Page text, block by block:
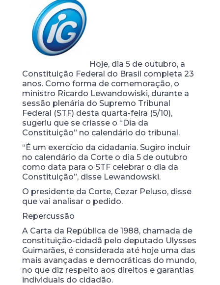
Hoje, dia 5 de outubro, a
Constituição Federal do Brasil completa 23
anos. Como forma de comemoração, o
ministro Ricardo Lewandowiski, durante a
sessão plenária do Supremo Tribunal
Federal (STF) desta quarta-feira (5/10),
sugeriu que se criasse o “Dia da
Constituição” no calendário do tribunal.
“É um exercício da cidadania. Sugiro incluir
no calendário da Corte o dia 5 de outubro
como data para o STF celebrar o dia da
Constituição”, disse Lewandowski.
O presidente da Corte, Cezar Peluso, disse
que vai analisar o pedido.
Repercussão
A Carta da República de 1988, chamada de
constituição-cidadã pelo deputado Ulysses
Guimarães, é considerada até hoje uma das
mais avançadas e democráticas do mundo,
no que diz respeito aos direitos e garantias
individuais do cidadão.